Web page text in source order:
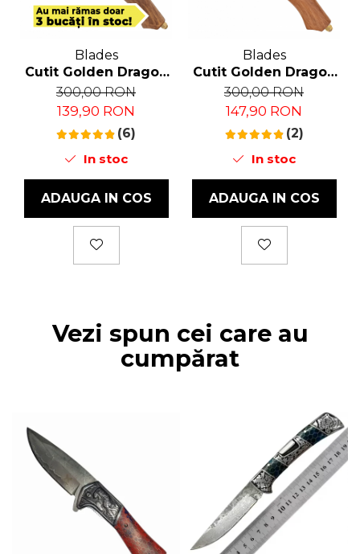
Blades
Cutit Golden Dragon
I, Bucatarie &
Camping, Finisaj
Hammered, Otel
7Cr17, Maner Lemn
300,00 RON
139,90 RON
(6)
In stoc
ADAUGA IN COS
Blades
Cutit Golden Dragon
II, Bucatarie &
Camping, Finisaj
Hammered, Otel
7Cr17, Maner Lemn
300,00 RON
147,90 RON
(2)
In stoc
ADAUGA IN COS
Vezi spun cei care au
cumpărat